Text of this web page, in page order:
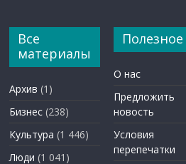
Все
материалы
Архив (1)
Бизнес (238)
Культура (1 446)
Люди (1 041)
Полезное
О нас
Предложить
новость
Условия
перепечатки